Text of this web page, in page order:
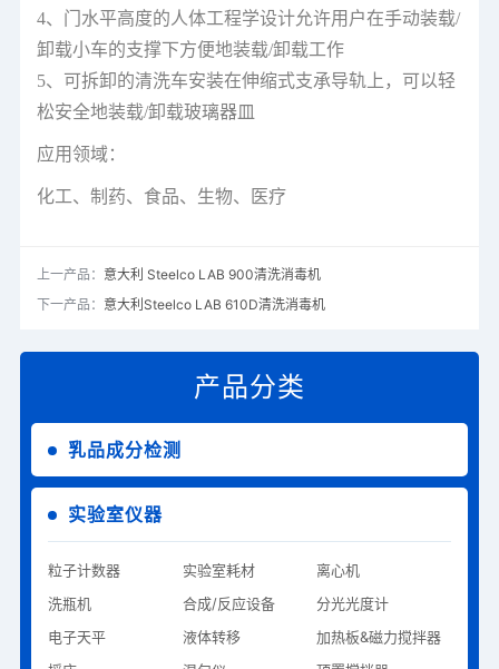
产品分类
乳品成分检测
实验室仪器
粒子计数器 实验室耗材
离心机
洗瓶机
合成/反应设备
分光光度计
电子天平
液体转移
加热板&磁力搅拌器
4、门水平高度的人体工程学设计允许用户在手动装载/
卸载小车的支撑下方便地装载/卸载工作
5、可拆卸的清洗车安装在伸缩式支承导轨上，可以轻
松安全地装载/卸载玻璃器皿
应用领域：
化工、 制药、 食品、 生物、 医疗
上一产品： 意大利 Steelco LAB 900清洗消毒机
下一产品： 意大利Steelco LAB 610D清洗消毒机